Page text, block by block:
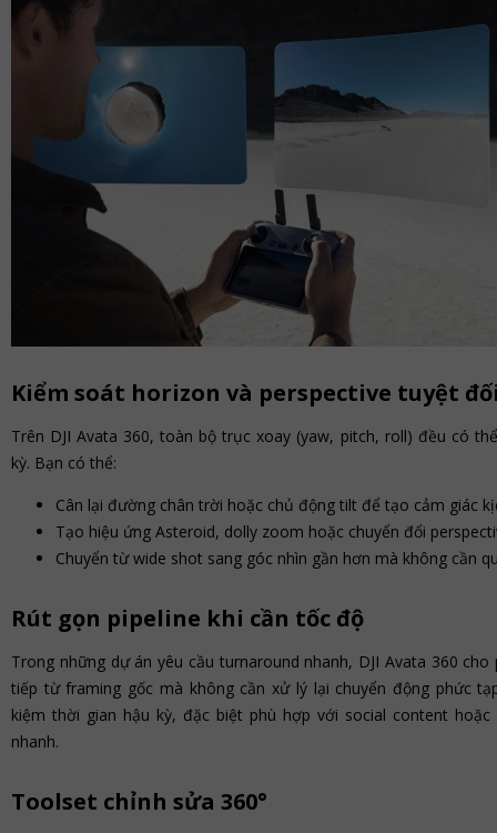
Kiểm soát horizon và perspective tuyệt
Trên DJI Avata 360, toàn bộ trục xoay (yaw, pitch, roll) đều có
kỳ. Bạn có thể:
Cân lại đường chân trời hoặc chủ động tilt để tạo cảm giác
Tạo hiệu ứng Asteroid, dolly zoom hoặc chuyển đổi
Chuyển từ wide shot sang góc nhìn gần hơn mà không cần
Rút gọn pipeline khi cần tốc độ
Trong những dự án yêu cầu turnaround nhanh, DJI Avata 360
tiếp từ framing gốc mà không cần xử lý lại chuyển động phức
kiệm thời gian hậu kỳ, đặc biệt phù hợp với social content hoặc
nhanh.
Toolset chỉnh sửa 360°